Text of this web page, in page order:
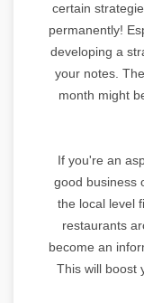
certain
permanently!
developing a
your notes.
month might
If you're an
good business
the local level
restaurants
become an
This will boost